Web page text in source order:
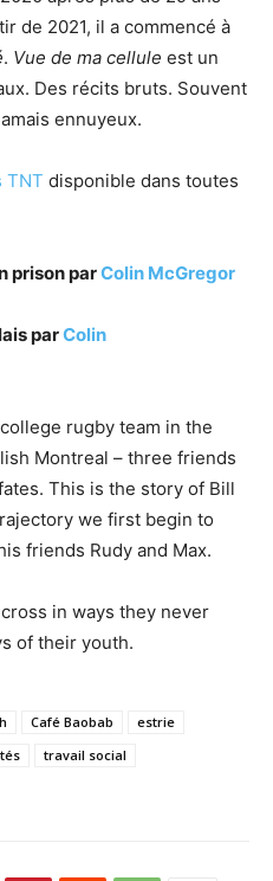
de 2021, il a commencé à
. Vue de ma cellule est un
Des récits bruts. Souvent
ennuyeux.
TNT disponible dans toutes
prison parColin McGregor
parColin
rugby team in the
Montreal – three friends
This is the story of Bill
we first begin to
friends Rudy and Max.
in ways they never
of their youth.
Café Baobab
estrie
travail social